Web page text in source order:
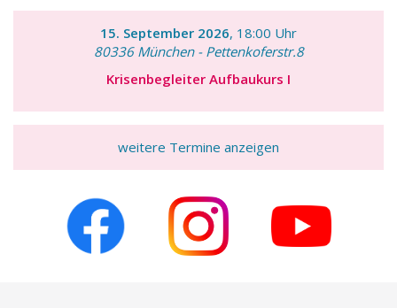
15. September 2026, 18:00 Uhr
80336 München - Pettenkoferstr.8
Krisenbegleiter Aufbaukurs I
weitere Termine anzeigen